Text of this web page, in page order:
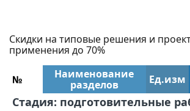
Скидки на типовые решения и
применения до 70%
№
Наименование
разделов
Ед.изм
Стадия: подготовительные